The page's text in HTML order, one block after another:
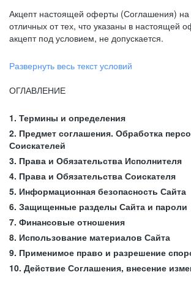
Акцепт настоящей оферты (Соглашения) на
отличных от тех, что указаны в настоящей
акцепт под условием, не допускается.
Развернуть весь текст условий
ОГЛАВЛЕНИЕ
1. Термины и определения
2. Предмет соглашения. Обработка
Соискателей
3. Права и Обязательства Исполнителя
4. Права и Обязательства Соискателя
5. Информационная безопасность Сайта
6. Защищенные разделы Сайта и пароли
7. Финансовые отношения
8. Использование материалов Сайта
9. Применимое право и разрешение
10. Действие Соглашения, внесение